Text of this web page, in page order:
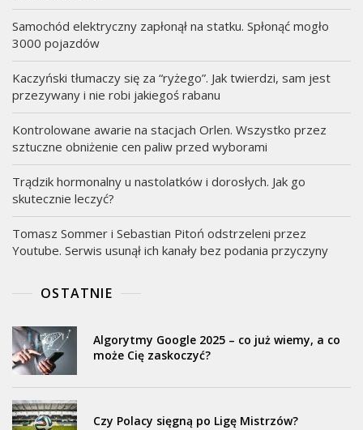
Samochód elektryczny zapłonął na statku. Spłonąć mogło
3000 pojazdów
Kaczyński tłumaczy się za “ryżego”. Jak twierdzi, sam jest
przezywany i nie robi jakiegoś rabanu
Kontrolowane awarie na stacjach Orlen. Wszystko przez
sztuczne obniżenie cen paliw przed wyborami
Trądzik hormonalny u nastolatków i dorosłych. Jak go
skutecznie leczyć?
Tomasz Sommer i Sebastian Pitoń odstrzeleni przez
Youtube. Serwis usunął ich kanały bez podania przyczyny
OSTATNIE
Algorytmy Google 2025 – co już wiemy, a co
może Cię zaskoczyć?
Czy Polacy sięgną po Ligę Mistrzów?